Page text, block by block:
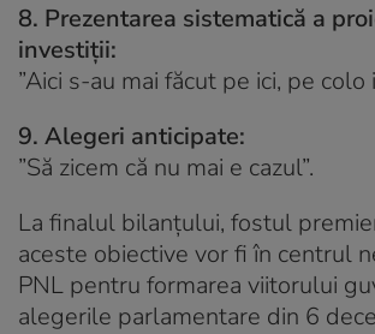
8. Prezentarea sistematică a
investiții:
”Aici s-au mai făcut pe ici, pe colo
9. Alegeri anticipate:
”Să zicem că nu mai e cazul”.
La finalul bilanțului, fostul
aceste obiective vor fi în centrul
PNL pentru formarea viitorului
alegerile parlamentare din 6